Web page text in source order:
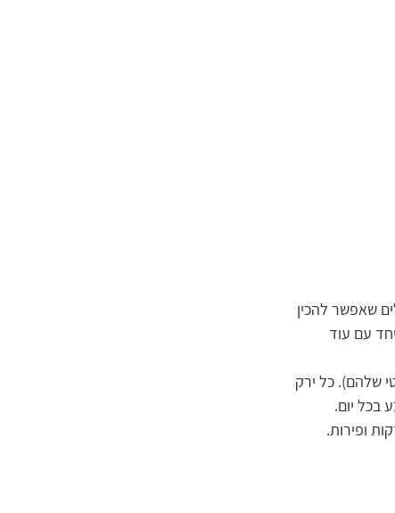
שאפשר להכין
עם עוד
שלהם). כל ירק
בכל יום.
ופירות.